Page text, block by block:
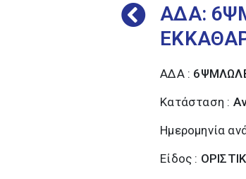
ΑΔΑ:
ΑΔΑ :
Κατάσταση :
Ημερομηνία
Είδος :